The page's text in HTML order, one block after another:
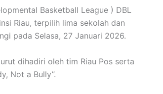
Basketball League ) DBL
Riau, terpilih lima sekolah dan
pada Selasa, 27 Januari 2026.
dihadiri oleh tim Riau Pos serta
Not a Bully”.